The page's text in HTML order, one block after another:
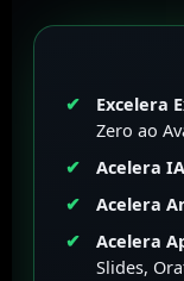
Excelera
Zero ao
Acelera IA
Acelera
Acelera
Slides,